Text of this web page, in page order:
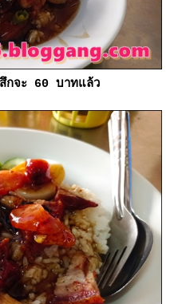
กจะ 60 บาทแล้ว